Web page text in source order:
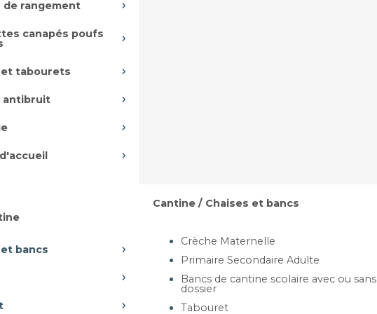
de rangement
canapés poufs
et tabourets
antibruit
bancs
Cantine / Chaises et bancs
Crèche Maternelle
Primaire Secondaire Adulte
Bancs de cantine scolaire avec ou sans
dossier
Tabouret